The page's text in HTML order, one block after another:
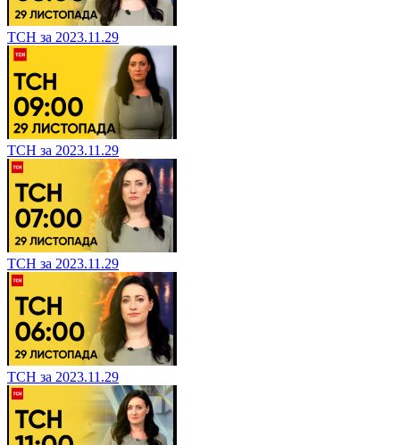
ТСН за 2023.11.29
ТСН за 2023.11.29
ТСН за 2023.11.29
ТСН за 2023.11.29